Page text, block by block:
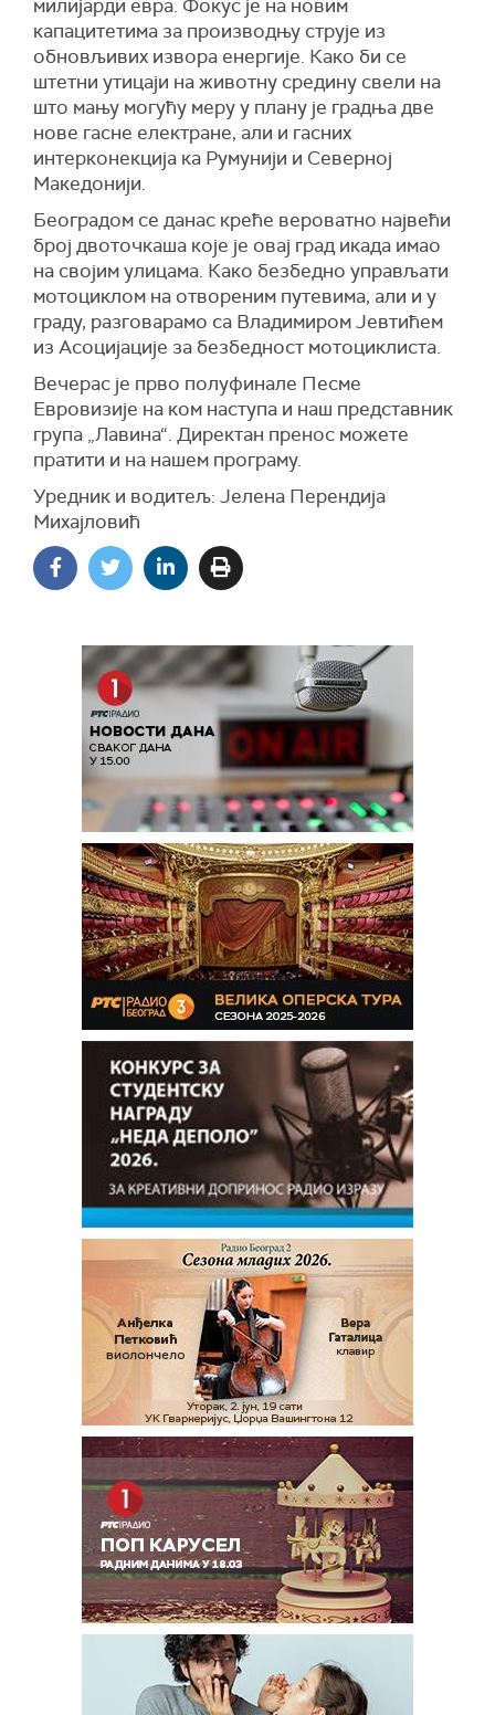
милијарди евра. Фокус је на новим
капацитетима за производњу струје из
обновљивих извора енергије. Како би се
штетни утицаји на животну средину свели на
што мању могућу меру у плану је градња две
нове гасне електране, али и гасних
интерконекција ка Румунији и Северној
Македонији.
Београдом се данас креће вероватно највећи
број двоточкаша које је овај град икада имао
на својим улицама. Како безбедно управљати
мотоциклом на отвореним путевима, али и у
граду, разговарамо са Владимиром Јевтићем
из Асоцијације за безбедност мотоциклиста.
Вечерас је прво полуфинале Песме
Евровизије на ком наступа и наш представник
група „Лавина“. Директан пренос можете
пратити и на нашем програму.
Уредник и водитељ: Јелена Перендија
Михајловић